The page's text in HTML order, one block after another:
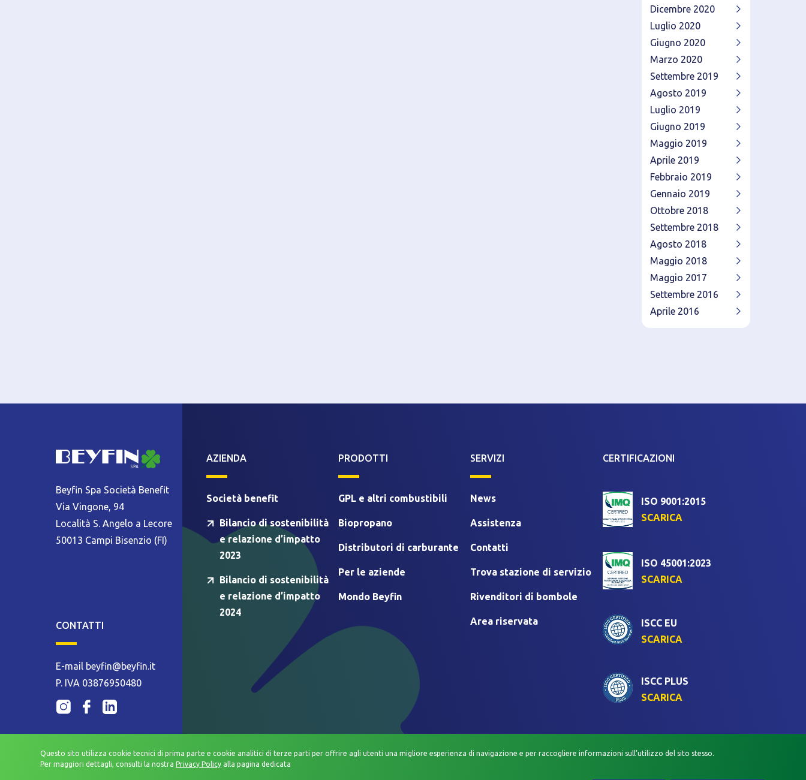
Dicembre 2020
Luglio 2020
Giugno 2020
Marzo 2020
Settembre 2019
Agosto 2019
Luglio 2019
Giugno 2019
Maggio 2019
Aprile 2019
Febbraio 2019
Gennaio 2019
Ottobre 2018
Settembre 2018
Agosto 2018
Maggio 2018
Maggio 2017
Settembre 2016
Aprile 2016
Beyfin Spa Società Benefit
Via Vingone, 94
Località S. Angelo a Lecore
50013 Campi Bisenzio (FI)
CONTATTI
E-mail beyfin@beyfin.it
P. IVA 03876950480
AZIENDA
Società benefit
Bilancio di sostenibilità
e relazione d’impatto
2023
Bilancio di sostenibilità
e relazione d’impatto
2024
PRODOTTI
GPL e altri combustibili
Biopropano
Distributori di carburante
Per le aziende
Mondo Beyfin
SERVIZI
News
Assistenza
Contatti
Trova stazione di servizio
Rivenditori di bombole
Area riservata
CERTIFICAZIONI
ISO 9001:2015
SCARICA
ISO 45001:2023
SCARICA
ISCC EU
SCARICA
ISCC PLUS
SCARICA
Questo sito utilizza cookie tecnici di prima parte e cookie analitici di terze parti per offrire agli utenti una migliore esperienza di navigazione e per raccogliere informazioni sull’utilizzo del sito stesso.
Per maggiori dettagli, consulti la nostraPrivacy Policy alla pagina dedicata